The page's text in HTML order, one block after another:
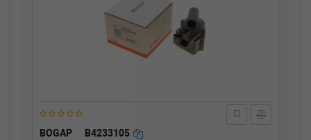
BOGAP B4233105